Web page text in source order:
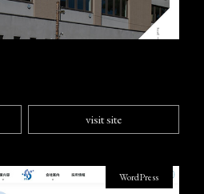
visit site
WordPress